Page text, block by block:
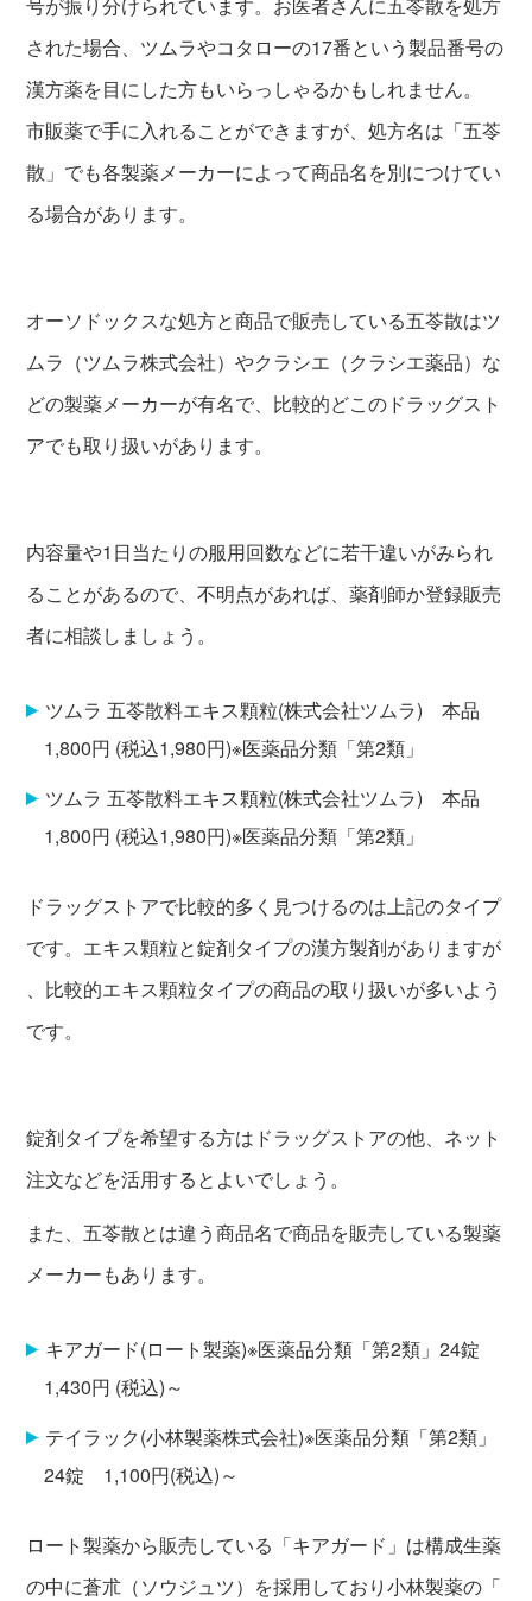
された場合、ツムラやコタローの17番という製品番号の
漢方薬を目にした方もいらっしゃるかもしれません。
市販薬で手に入れることができますが、処方名は「五苓
散」でも各製薬メーカーによって商品名を別につけてい
る場合があります。
オーソドックスな処方と商品で販売している五苓散はツ
ムラ（ツムラ株式会社）やクラシエ（クラシエ薬品）な
どの製薬メーカーが有名で、比較的どこのドラッグスト
アでも取り扱いがあります。
内容量や1日当たりの服用回数などに若干違いがみられ
ることがあるので、不明点があれば、薬剤師か登録販売
者に相談しましょう。
ツムラ 五苓散料エキス顆粒(株式会社ツムラ) 本品
1,800円 (税込1,980円)※医薬品分類「第2類」
ツムラ 五苓散料エキス顆粒(株式会社ツムラ) 本品
1,800円 (税込1,980円)※医薬品分類「第2類」
ドラッグストアで比較的多く見つけるのは上記のタイプ
です。エキス顆粒と錠剤タイプの漢方製剤がありますが
、比較的エキス顆粒タイプの商品の取り扱いが多いよう
です。
錠剤タイプを希望する方はドラッグストアの他、ネット
注文などを活用するとよいでしょう。
また、五苓散とは違う商品名で商品を販売している製薬
メーカーもあります。
キアガード(ロート製薬)※医薬品分類「第2類」24錠
1,430円 (税込)～
テイラック(小林製薬株式会社)※医薬品分類「第2類」
24錠 1,100円(税込)～
ロート製薬から販売している「キアガード」は構成生薬
の中に蒼朮（ソウジュツ）を採用しており小林製薬の「